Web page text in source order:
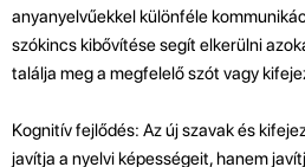
anyanyelvűekkel különféle
szókincs kibővítése segít elkerülni
találja meg a megfelelő szót vagy
Kognitív fejlődés: Az új szavak és
javítja a nyelvi képességeit, hanem